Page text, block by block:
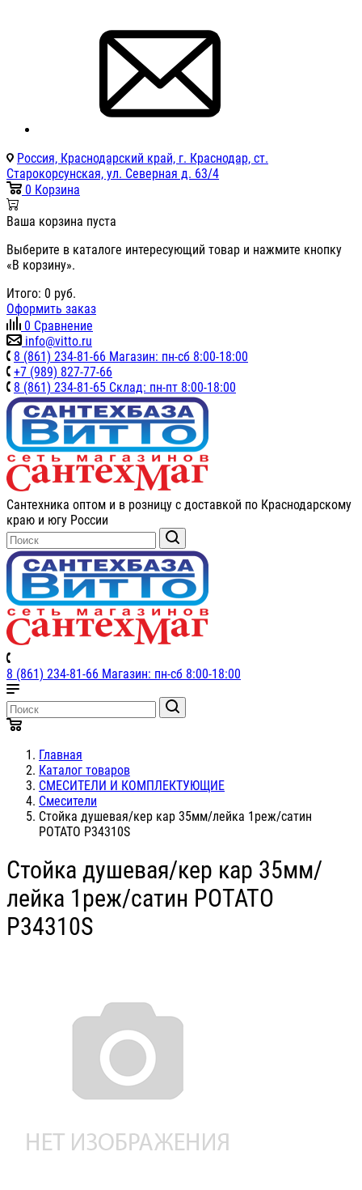
Россия, Краснодарский край, г. Краснодар, ст.
Старокорсунская, ул. Северная д. 63/4
0 Корзина
Ваша корзина пуста
Выберите в каталоге интересующий товар и нажмите кнопку
«В корзину».
Итого: 0 руб.
Оформить заказ
0 Сравнение
info@vitto.ru
8 (861) 234-81-66 Магазин: пн-сб 8:00-18:00
+7 (989) 827-77-66
8 (861) 234-81-65 Склад: пн-пт 8:00-18:00
Сантехника оптом и в розницу с доставкой по Краснодарскому
краю и югу России
8 (861) 234-81-66 Магазин: пн-сб 8:00-18:00
Главная
Каталог товаров
СМЕСИТЕЛИ И КОМПЛЕКТУЮЩИЕ
Смесители
Стойка душевая/кер кар 35мм/лейка 1реж/сатин
POTATO P34310S
Стойка душевая/кер кар 35мм/
лейка 1реж/сатин POTATO
P34310S